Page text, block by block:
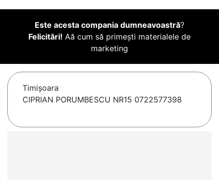
Este acesta compania dumneavoastră?
Felicitări! Aă cum să primești materialele de
marketing
Timişoara
CIPRIAN PORUMBESCU NR15 0722577398